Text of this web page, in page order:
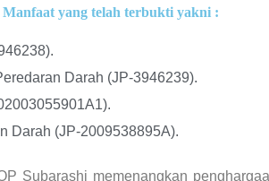
yang telah terbukti yakni :
Darah (JP-3946239).
Darah (JP-2009538895A).
Subarashi memenangkan